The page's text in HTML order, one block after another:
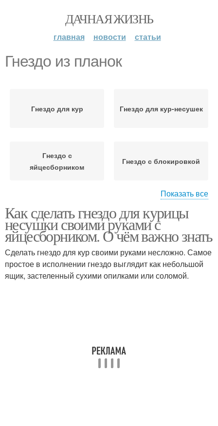
ДАЧНАЯ ЖИЗНЬ
главная новости статьи
Гнездо из планок
Гнездо для кур Гнездо для кур-несушек
Гнездо с
яйцесборником
Гнездо с блокировкой
Гнёзда для кур-несушек
Показать все
Как сделать гнездо для курицы
несушки своими руками с
яйцесборником. О чём важно знать
Сделать гнездо для кур своими руками несложно. Самое
простое в исполнении гнездо выглядит как небольшой
ящик, застеленный сухими опилками или соломой.